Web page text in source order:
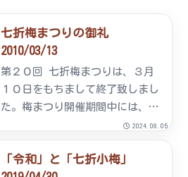
七折梅まつりの御礼
2010/03/13
第２０回 七折梅まつりは、３月
１０日をもちまして終了致しまし
た。梅まつり開催期間中には、砥
部町をはじめ、愛媛県内外より延
べ４３，０００名のお客様にご来
園頂き誠にありがとうございまし
2024.08.05
「令和」と「七折小梅」